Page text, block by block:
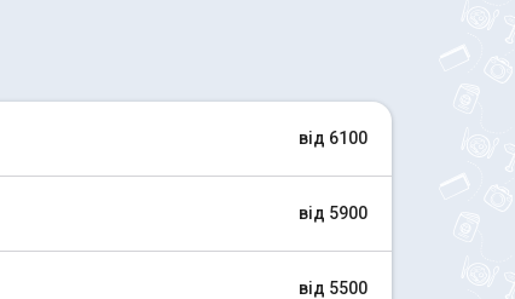
від 6100
від 5900
від 5500